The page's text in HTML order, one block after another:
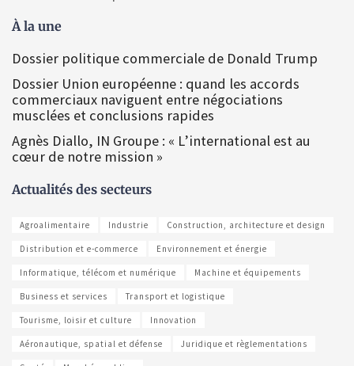
À la une
Dossier politique commerciale de Donald Trump
Dossier Union européenne : quand les accords
commerciaux naviguent entre négociations
musclées et conclusions rapides
Agnès Diallo, IN Groupe : « L’international est au
cœur de notre mission »
Actualités des secteurs
Agroalimentaire Industrie Construction, architecture et design
Distribution et e-commerce Environnement et énergie
Informatique, télécom et numérique Machine et équipements
Business et services Transport et logistique
Tourisme, loisir et culture Innovation
Aéronautique, spatial et défense Juridique et règlementations